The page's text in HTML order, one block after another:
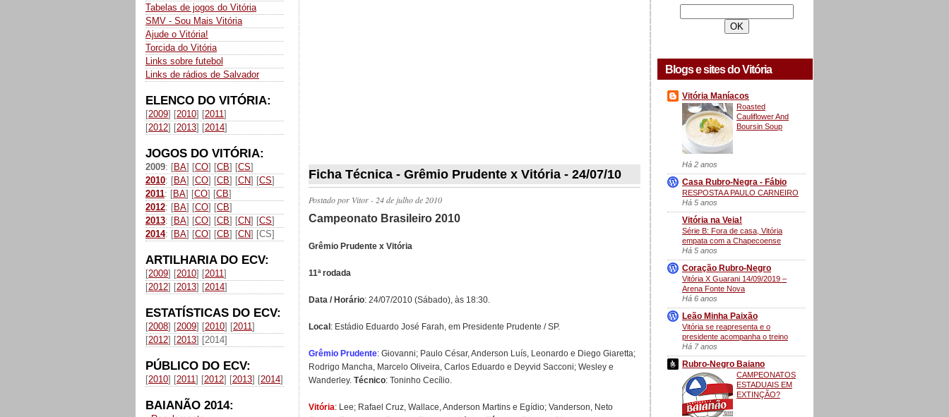
Tabelas de jogos do Vitória
SMV - Sou Mais Vitória
Ajude o Vitória!
Torcida do Vitória
Links sobre futebol
Links de rádios de Salvador
ELENCO DO VITÓRIA:
[2009] [2010] [2011]
[2012] [2013] [2014]
JOGOS DO VITÓRIA:
2009: [BA] [CO] [CB] [CS]
2010: [BA] [CO] [CB] [CN] [CS]
2011: [BA] [CO] [CB]
2012: [BA] [CO] [CB]
2013: [BA] [CO] [CB] [CN] [CS]
2014: [BA] [CO] [CB] [CN] [CS]
ARTILHARIA DO ECV:
[2009] [2010] [2011]
[2012] [2013] [2014]
ESTATÍSTICAS DO ECV:
[2008] [2009] [2010] [2011]
[2012] [2013] [2014]
PÚBLICO DO ECV:
[2010] [2011] [2012] [2013] [2014]
BAIANÃO 2014:
Ficha Técnica - Grêmio Prudente x Vitória - 24/07/10
Postado por Vitor- 24 de julho de 2010
Campeonato Brasileiro 2010
Grêmio Prudente x Vitória
11ª rodada
Data / Horário: 24/07/2010 (Sábado), às 18:30.
Local : Estádio Eduardo José Farah, em Presidente Prudente / SP.
Grêmio Prudente: Giovanni; Paulo César, Anderson Luís, Leonardo e Diego Giaretta;
Rodrigo Mancha, Marcelo Oliveira, Carlos Eduardo e Deyvid Sacconi; Wesley e
Wanderley. Técnico: Toninho Cecílio.
Vitória: Lee; Rafael Cruz, Wallace, Anderson Martins e Egídio; Vanderson, Neto
Blogs e sites do Vitória
Vitória Maníacos
Roasted
Cauliflower And
Boursin Soup
Há 2 anos
Casa Rubro-Negra - Fábio
RESPOSTA A PAULO CARNEIRO
Há 5 anos
Vitória na Veia!
Série B: Fora de casa, Vitória
empata com a Chapecoense
Há 5 anos
Coração Rubro-Negro
Vitória X Guarani 14/09/2019 –
Arena Fonte Nova
Há 6 anos
Leão Minha Paixão
Vitória se reapresenta e o
presidente acompanha o treino
Há 7 anos
Rubro-Negro Baiano
CAMPEONATOS
ESTADUAIS EM
EXTINÇÃO?